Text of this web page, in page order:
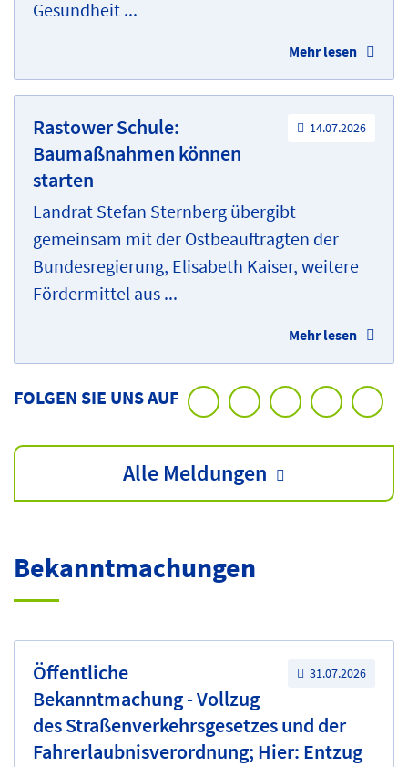
Gesundheit ...
Mehr lesen
14.07.2026
Rastower Schule:
Baumaßnahmen können
starten
Landrat Stefan Sternberg übergibt
gemeinsam mit der Ostbeauftragten der
Bundesregierung, Elisabeth Kaiser, weitere
Fördermittel aus ...
Mehr lesen
FOLGEN SIE UNS AUF
Alle Meldungen
Bekanntmachungen
31.07.2026
Öffentliche
Bekanntmachung - Vollzug
des Straßenverkehrsgesetzes und der
Fahrerlaubnisverordnung; Hier: Entzug